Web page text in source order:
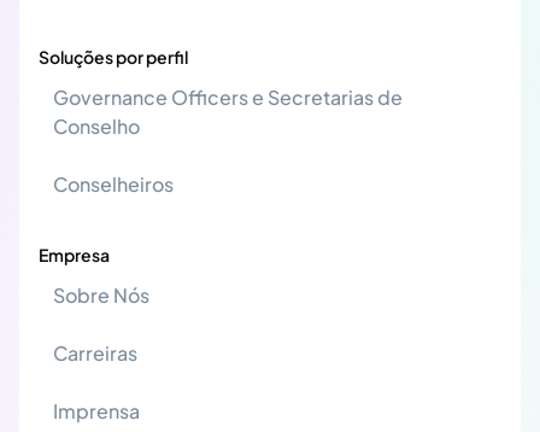
Soluções por perfil
Governance Officers e Secretarias de
Conselho
Conselheiros
Empresa
Sobre Nós
Carreiras
Imprensa